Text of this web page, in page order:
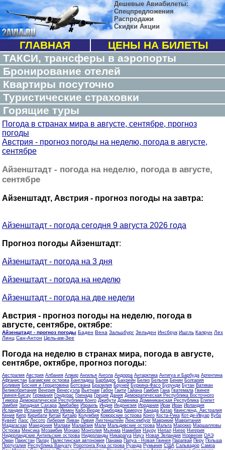
Дешевые Авиабилеты:
Спецпредложения
Распродажи
Скидки Акции
ГЛАВНАЯ
ЦЕНЫ НА БИЛЕТЫ
ТАКСИ, трансферы в аэропорты
Бронирование отелей
Квартиры посуточно
Туристические страховки
Горящие туры
Погода в странах мира в августе, сентябре, прогноз
погоды
Австрия - прогноз погоды на неделю, погода в августе,
сентябре
Айзенштадт - погода на неделю, погода в августе,
сентябре
Айзенштадт, Австрия - прогноз погоды на завтра:
Айзенштадт - погода сегодня 9 августа 2026 года
Прогноз погоды Айзенштадт:
Айзенштадт - погода на 3 дня
Айзенштадт - погода на неделю
Айзенштадт - погода на две недели
Австрия - прогноз погоды на неделю, погода в
августе, сентябре, октябре:
Айзенштадт - прогноз погоды Баден Вена Зальцбург Зельден Инсбрук Ишгль Капрун Лех
Линц Сан-Антон Цель-ам-Зее
Погода на неделю в странах мира, погода в августе,
сентябре, октябре, прогноз погоды:
Австралия Австрия Албания Алжир Ангилья Ангола Андорра Антарктика Антигуа и Барбуда Аргентина
Афганистан Багамские острова Бангладеш Барбадос Бахрейн Белиз Бельгия Бенин Болгария
Боливия Босния и Герцеговина Ботсвана Бразилия Бруней Буркина-Фасо Бурунди Бутан Ватикан
Великобритания Венгрия Венесуэла Вьетнам Габон Гаити Гайана Гамбия Гана Гватемала Гвинея
Гвинея-Бисау Германия Гондурас Гренада Греция Дания Демократическая Республика Восточного
Тимора Демократической Республики Конго Джибути Доминика Доминиканская Республика Египет
Замбия Западная Сахара Зимбабве Израиль Индия Индонезия Иордания Ирак Иран Ирландия
Исландия Испания Италия Йемен Кабо-Верде Камбоджа Камерун Канада Катар Квинсленд, Австралия
Кения Кипр Кирибати Китай Китайр Колумбия Коморские острова Конго Коста-Рика Кот-де-Ивуар Куба
Кувейт Лаос Лесото Либерия Ливан Ливия Лихтенштейн Люксембург Маврикий Мавритания
Мадагаскар Македония Малави Малайзия Мали Мальдивские острова Мальта Марокко Маршалловы
Острова Мексика Мозамбик Монако Монголия Мьянма Намибия Науру Непал Нигер Нигерия
Нидерландские Антильские острова Нидерланды Никарагуа Ниуэ Новая Зеландия Норвегия ОАЭ
Оман Пакистан Палау Палестинская автономия Панама Папуа - Новая Гвинея Парагвай Перу Польша
Португалия Республика Вануату Роротонга Кука острова Руанда Румыния США Сальвадор Самоа